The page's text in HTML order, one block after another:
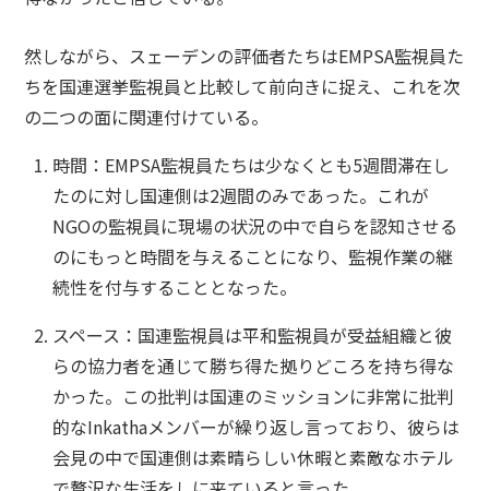
然しながら、スェーデンの評価者たちはEMPSA監視員た
ちを国連選挙監視員と比較して前向きに捉え、これを次
の二つの面に関連付けている。
時間：EMPSA監視員たちは少なくとも5週間滞在し
たのに対し国連側は2週間のみであった。これが
NGOの監視員に現場の状況の中で自らを認知させる
のにもっと時間を与えることになり、監視作業の継
続性を付与することとなった。
スペース：国連監視員は平和監視員が受益組織と彼
らの協力者を通じて勝ち得た拠りどころを持ち得な
かった。この批判は国連のミッションに非常に批判
的なInkathaメンバーが繰り返し言っており、彼らは
会見の中で国連側は素晴らしい休暇と素敵なホテル